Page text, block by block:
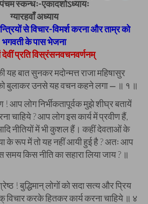
पंचम स्कन्धः-एकादशोऽध्यायः
ग्यारहवाँ अध्याय
से विचार-विमर्श करना और ताम्र को
भगवती के पास भेजना
प्रति विस्रंसनवचनवर्णनम्
यह बात सुनकर मदोन्मत्त राजा महिषासुर
को बुलाकर उनसे यह वचन कहने लगा— ॥ १ ॥
! आप लोग निर्भीकतापूर्वक मुझे शीघ्र बतायें
चाहिये ? आप लोग इस कार्य में प्रवीण हैं,
नीतियों में भी कुशल हैं। कहीं देवताओं के
के रूप में तो यह नहीं आयी हुई है ? अतः आप
किस नीति का सहारा लिया जाय ? ॥
! बुद्धिमान् लोगों को सदा सत्य और प्रिय
विचार करके हितकर कार्य करना चाहिये ॥ ४